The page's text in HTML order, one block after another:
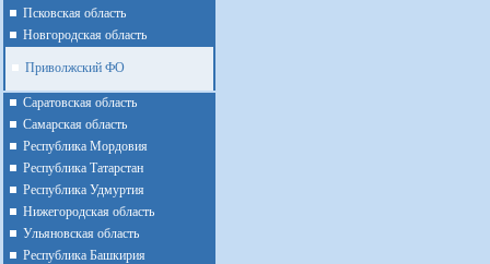
Псковская область
Новгородская область
Приволжский ФО
Cаратовская область
Cамарская область
Республика Мордовия
Республика Татарстан
Республика Удмуртия
Нижегородская область
Ульяновская область
Республика Башкирия